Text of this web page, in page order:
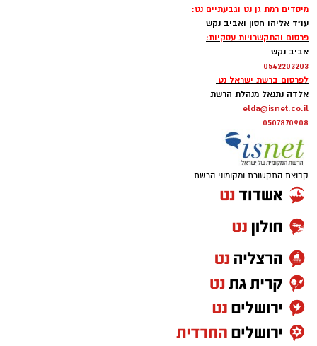
מיסדים רמת גן נט וגבעתיים נט:
עו"ד אליהו חסון ואביב נקש
פרסום והתקשרויות עסקיות:
אביב נקש
0542203203
לפרסום ברשת ישראל נט
אלדה נתנאל מנהלת הרשת
elda@isnet.co.il
0507870908
קבוצת התקשורת ומקומוני הרשת: